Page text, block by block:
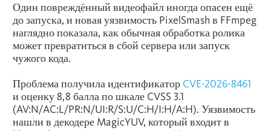
Один повреждённый видеофайл иногда опасен ещё
до запуска, и новая уязвимость PixelSmash в FFmpeg
наглядно показала, как обычная обработка ролика
может превратиться в сбой сервера или запуск
чужого кода.
Проблема получила идентификатор CVE-2026-8461
и оценку 8,8 балла по шкале CVSS 3.1
(AV:N/AC:L/PR:N/UI:R/S:U/C:H/I:H/A:H). Уязвимость
нашли в декодере MagicYUV, который входит в